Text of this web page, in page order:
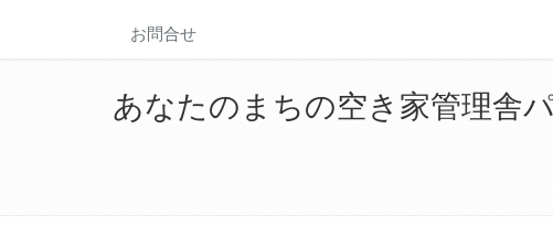
お問合せ
あなたのまちの空き家管理舎